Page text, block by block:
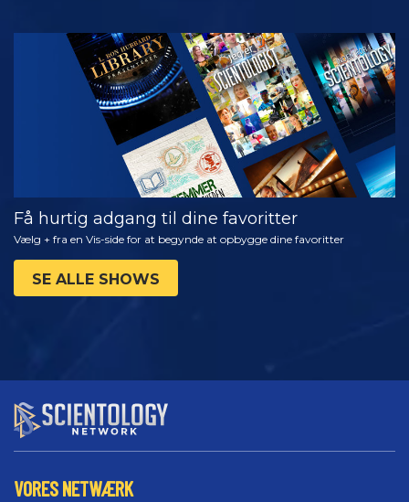
SE
UDFORSK
SERIEN
Få hurtig adgang til dine favoritter
Vælg + fra en Vis-side for at begynde at opbygge dine favoritter
SE ALLE SHOWS
VORES NETWÆRK